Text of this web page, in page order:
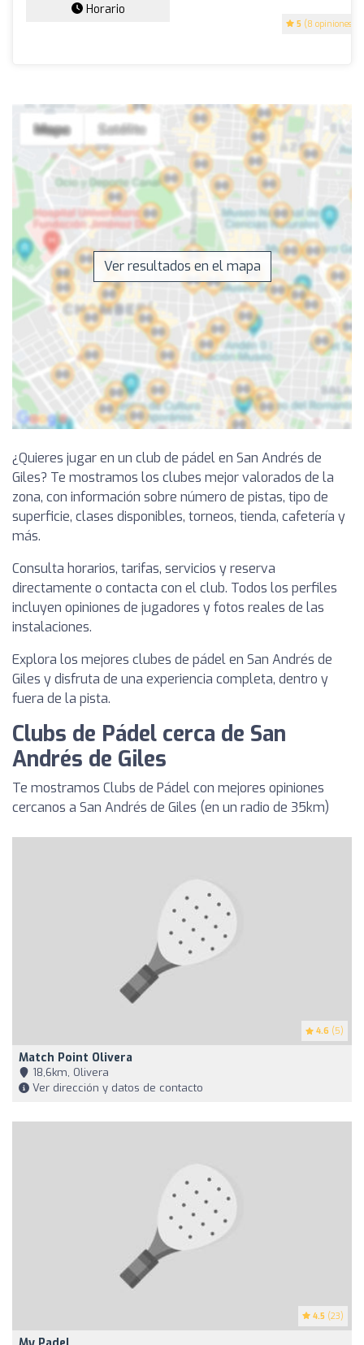
5 (8 opiniones)
Horario
Ver resultados en el mapa
¿Quieres jugar en un club de pádel en San Andrés de
Giles? Te mostramos los clubes mejor valorados de la
zona, con información sobre número de pistas, tipo de
superficie, clases disponibles, torneos, tienda, cafetería y
más.
Consulta horarios, tarifas, servicios y reserva
directamente o contacta con el club. Todos los perfiles
incluyen opiniones de jugadores y fotos reales de las
instalaciones.
Explora los mejores clubes de pádel en San Andrés de
Giles y disfruta de una experiencia completa, dentro y
fuera de la pista.
Clubs de Pádel cerca de San
Andrés de Giles
Te mostramos Clubs de Pádel con mejores opiniones
cercanos a San Andrés de Giles (en un radio de 35km)
4.6 (5)
Match Point Olivera
18,6km, Olivera
Ver dirección y datos de contacto
4.5 (23)